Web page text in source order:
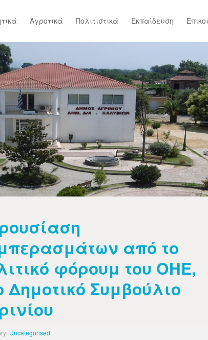
Αγροτικά Πολιτιστικά Εκπαίδευση
από το
φόρουμ του ΟΗΕ,
Δημοτικό Συμβούλιο
Uncategorised